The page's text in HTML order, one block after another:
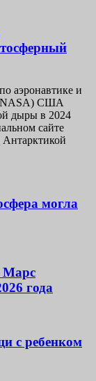
аэронавтике и
(NASA) США
дыры в 2024
сайте
Антарктикой
могла
Марс
года
с ребенком